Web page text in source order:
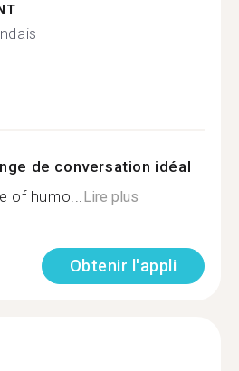
de conversation idéal
of humo... Lire plus
Obtenir l'appli